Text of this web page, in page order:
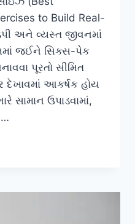
to Build Real-
અને વ્યસ્ત જીવનમાં
જઈને સિક્સ-પેક
પૂરતો સીમિત
દેખાવમાં આકર્ષક હોય
સામાન ઉપાડવામાં,